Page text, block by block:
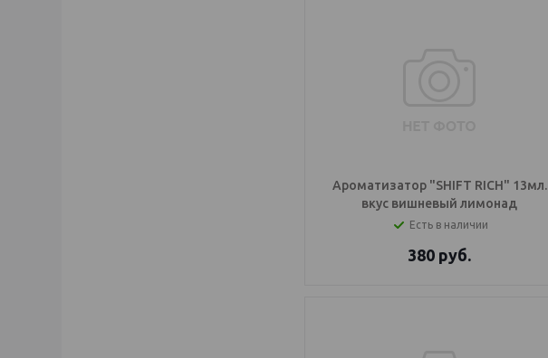
Ароматизатор "SHIFT RICH" 13мл.
вкус вишневый лимонад
Есть в наличии
380 руб.